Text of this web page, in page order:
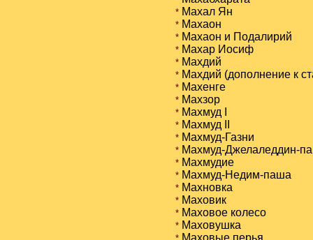
*Махал Ян
*Махаон
*Махаон и Подалирий
*Махар Иосиф
*Махдий
*Махдий (дополнение к
*Махенге
*Махзор
*Махмуд I
*Махмуд II
*Махмуд-Газни
*Махмуд-Джелаледдин-
*Махмудие
*Махмуд-Недим-паша
*Махновка
*Маховик
*Маховое колесо
*Маховушка